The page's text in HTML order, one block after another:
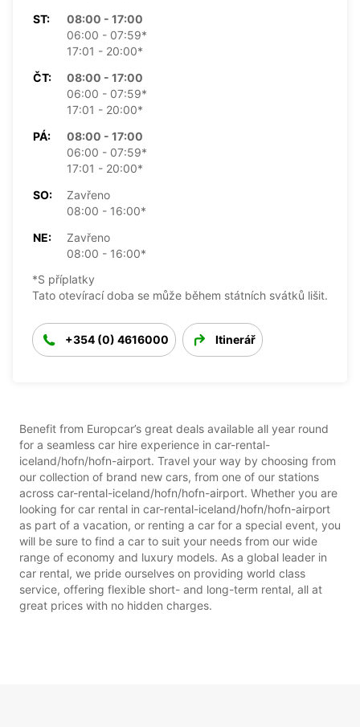
ST:
08:00 - 17:00
06:00 - 07:59*
17:01 - 20:00*
ČT:
08:00 - 17:00
06:00 - 07:59*
17:01 - 20:00*
PÁ:
08:00 - 17:00
06:00 - 07:59*
17:01 - 20:00*
SO:
Zavřeno
08:00 - 16:00*
NE:
Zavřeno
08:00 - 16:00*
*S příplatky
Tato otevírací doba se může během státních svátků lišit.
+354 (0) 4616000 Itinerář
Benefit from Europcar’s great deals available all year round
for a seamless car hire experience in car-rental-
iceland/hofn/hofn-airport. Travel your way by choosing from
our collection of brand new cars, from one of our stations
across car-rental-iceland/hofn/hofn-airport. Whether you are
looking for car rental in car-rental-iceland/hofn/hofn-airport
as part of a vacation, or renting a car for a special event, you
will be sure to find a car to suit your needs from our wide
range of economy and luxury models. As a global leader in
car rental, we pride ourselves on providing world class
service, offering flexible short- and long-term rental, all at
great prices with no hidden charges.